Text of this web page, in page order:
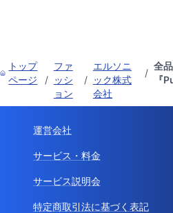
トップ
ページ
/
ファ
ッシ
ョン
/
エルソニ
ック株式
会社
/
全
『
運営会社
サービス・料金
サービス説明会
特定商取引法に基づく表記